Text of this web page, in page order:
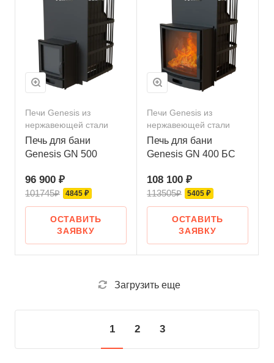
Печи Genesis из
нержавеющей стали
Печь для бани
Genesis GN 500
96 900 ₽
101745₽ 4845 ₽
ОСТАВИТЬ
ЗАЯВКУ
Печи Genesis из
нержавеющей стали
Печь для бани
Genesis GN 400 БС
108 100 ₽
113505₽ 5405 ₽
ОСТАВИТЬ
ЗАЯВКУ
Загрузить еще
1 2 3